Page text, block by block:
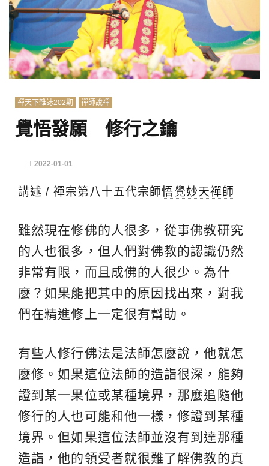
禪天下雜誌202期 禪師說禪
覺悟發願 修行之鑰
2022-01-01
講述 / 禪宗第八十五代宗師悟覺妙天禪師
雖然現在修佛的人很多，從事佛教研究
的人也很多，但人們對佛教的認識仍然
非常有限，而且成佛的人很少。為什
麼？如果能把其中的原因找出來，對我
們在精進修上一定很有幫助。
有些人修行佛法是法師怎麼說，他就怎
麼修。如果這位法師的造詣很深，能夠
證到某一果位或某種境界，那麼追隨他
修行的人也可能和他一樣，修證到某種
境界。但如果這位法師並沒有到達那種
造詣，他的領受者就很難了解佛教的真